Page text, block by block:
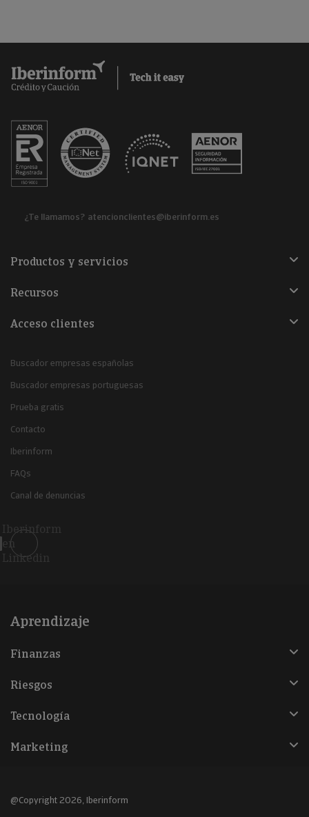
¿Te llamamos? atencionclientes@iberinform.es
Productos y servicios
Recursos
Acceso clientes
Buscador empresas españolas
Buscador empresas portuguesas
Prueba gratis
Contacto
Iberinform
FAQs
Canal de denuncias
Iberinform
en
Linkedin
Aprendizaje
Finanzas
Riesgos
Tecnología
Marketing
@Copyright 2026, Iberinform